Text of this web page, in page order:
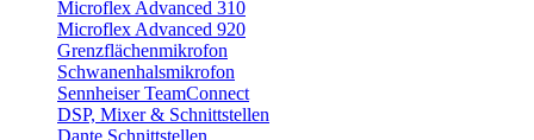
Microflex Advanced 310
Microflex Advanced 920
Grenzflächenmikrofon
Schwanenhalsmikrofon
Sennheiser TeamConnect
DSP, Mixer & Schnittstellen
Dante Schnittstellen